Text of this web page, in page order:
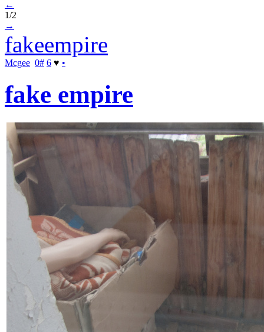
←
1/2
→
fakeempire
Mcgee 0# 6 ♥ •
fake empire